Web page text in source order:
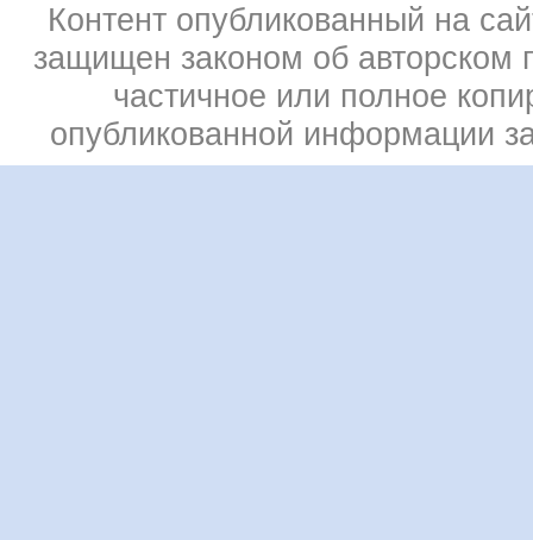
Контент опубликованный на
защищен законом об авторском
частичное или полное
опубликованной информации